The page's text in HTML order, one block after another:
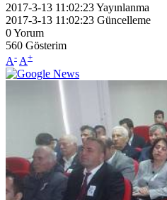
2017-3-13 11:02:23Yayınlanma
2017-3-13 11:02:23 Güncelleme
0Yorum
560 Gösterim
A- A+